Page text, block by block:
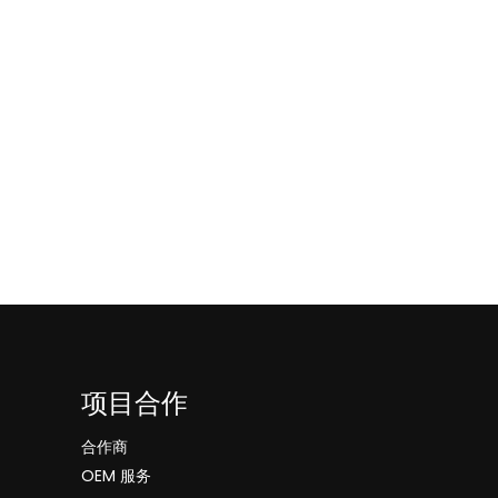
项目合作
合作商
OEM 服务